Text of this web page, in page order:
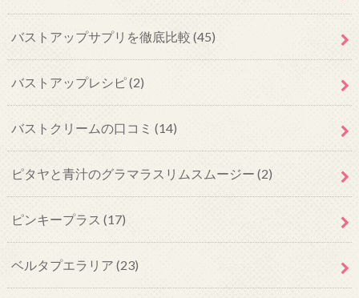
バストアップサプリを徹底比較 (45)
バストアップレシピ(2)
バストクリームの口コミ (14)
ピタヤと青汁のグラマラスリムスムージー (2)
ピンキープラス (17)
ベルタプエラリア (23)